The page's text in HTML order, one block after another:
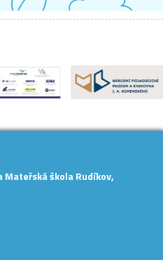
Mateřská škola Rudíkov,